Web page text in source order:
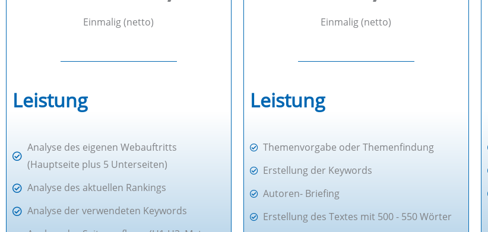
Einmalig (netto)
Leistung
Analyse des eigenen Webauftritts
(Hauptseite plus 5 Unterseiten)
Analyse des aktuellen Rankings
Analyse der verwendeten Keywords
Einmalig (netto)
Leistung
Themenvorgabe oder Themenfindung
Erstellung der Keywords
Autoren- Briefing
Erstellung des Textes mit 500 - 550 Wörter